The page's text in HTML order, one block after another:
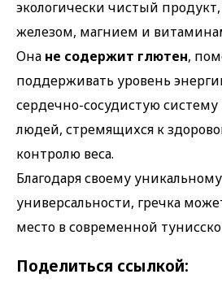
экологически чистый
железом, магнием и
Она не содержит глютен,
поддерживать уровень
сердечно-сосудистую
людей, стремящихся к
контролю веса.
Благодаря своему
универсальности, гречка
место в современной
Поделиться ссылкой: